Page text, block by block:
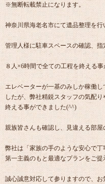
※無断転載禁止になります。
神奈川県海老名市にて遺品整理を行
管理人様に駐車スペースの確認、
８人×6時間で全ての工程を終える事
エレベーターが一基のみしか稼働
したが、弊社精鋭スタッフの気配
終える事ができました(^^)
親族皆さんも確認し、見違える部
弊社は「家族の手のような安心で
第一主義のもと最適なプランをご提
誠心誠意対応して参りますので、